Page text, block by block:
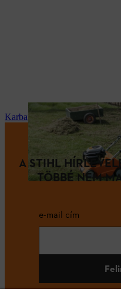
Karbantartás és javítás
A STIHL
TÖBBÉ NEM
e-mail cím